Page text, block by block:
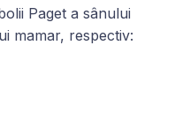
Paget a sânului
mamar, respectiv: